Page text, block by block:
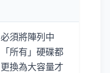
必須將陣列中
「所有」硬碟都
更換為大容量才